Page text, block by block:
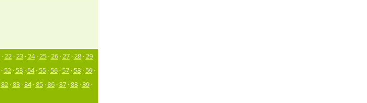
·22·23·24·25·26·27·28·29
· 52· 53· 54· 55· 56· 57· 58· 59·
82·83·84·85·86·87·88·89·